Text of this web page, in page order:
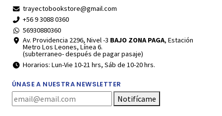
trayectobookstore@gmail.com
+56 9 3088 0360
56930880360
Av. Providencia 2296, Nivel -3 BAJO ZONA PAGA, Estación
Metro Los Leones, Línea 6.
(subterraneo- después de pagar pasaje)
Horarios: Lun-Vie 10-21 hrs, Sáb de 10-20 hrs.
ÚNASE A NUESTRA NEWSLETTER
Notifícame